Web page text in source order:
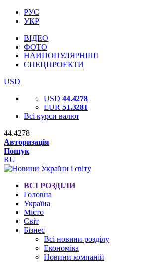
РУС
УКР
ВІДЕО
ФОТО
НАЙПОПУЛЯРНІШІ
СПЕЦПРОЕКТИ
USD
USD 44.4278
EUR 51.3281
Всі курси валют
44.4278
Авторизація
Пошук
RU
ВСІ РОЗДІЛИ
Головна
Україна
Місто
Світ
Бізнес
Всі новини розділу
Економіка
Новини компаній